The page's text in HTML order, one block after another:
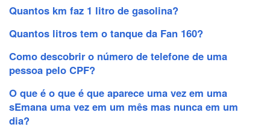
Quantos km faz 1 litro de gasolina?
Quantos litros tem o tanque da Fan 160?
Como descobrir o número de telefone de uma
pessoa pelo CPF?
O que é o que é que aparece uma vez em uma
sEmana uma vez em um mês mas nunca em um
dia?